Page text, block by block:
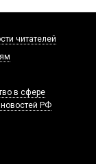
читателей
в сфере
РФ